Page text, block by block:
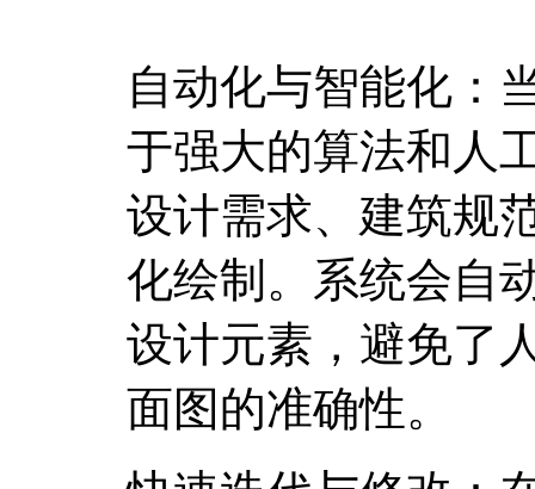
自动化与智能化：
于强大的算法和人
设计需求、建筑规
化绘制。系统会自
设计元素，避免了
面图的准确性。